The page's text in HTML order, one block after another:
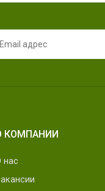
КОМПАНИИ
нас